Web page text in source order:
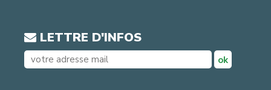
LETTRE D'INFOS